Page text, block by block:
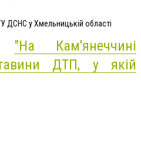
ДСНС у Хмельницькій області
"На Кам'янеччині
ДТП, у якій